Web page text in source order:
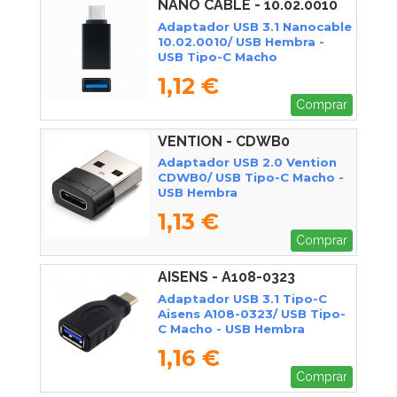
NANO CABLE - 10.02.0010
Adaptador USB 3.1 Nanocable
10.02.0010/ USB Hembra -
USB Tipo-C Macho
1,12 €
Comprar
VENTION - CDWB0
Adaptador USB 2.0 Vention
CDWB0/ USB Tipo-C Macho -
USB Hembra
1,13 €
Comprar
AISENS - A108-0323
Adaptador USB 3.1 Tipo-C
Aisens A108-0323/ USB Tipo-
C Macho - USB Hembra
1,16 €
Comprar